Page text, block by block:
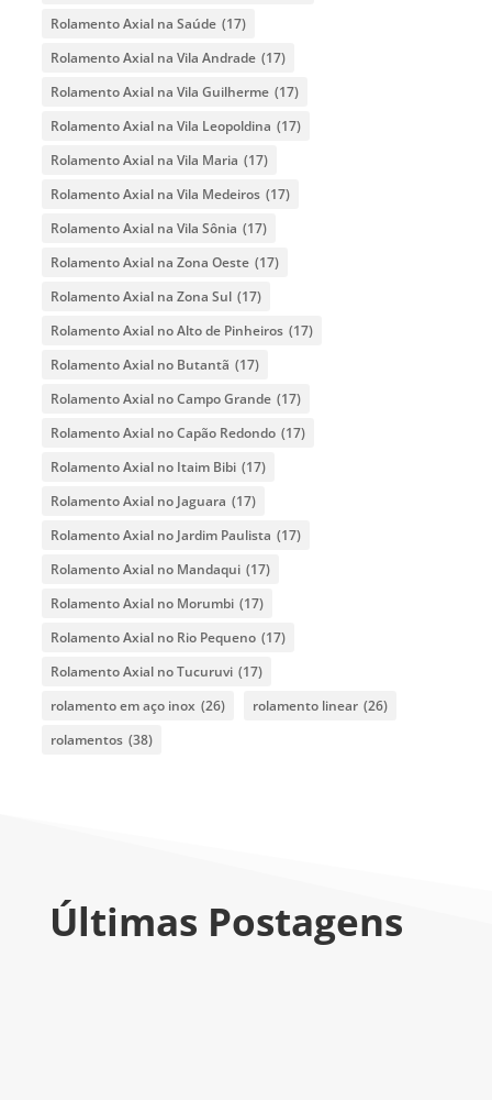
Rolamento Axial na Saúde (17)
Rolamento Axial na Vila Andrade (17)
Rolamento Axial na Vila Guilherme (17)
Rolamento Axial na Vila Leopoldina (17)
Rolamento Axial na Vila Maria (17)
Rolamento Axial na Vila Medeiros (17)
Rolamento Axial na Vila Sônia (17)
Rolamento Axial na Zona Oeste (17)
Rolamento Axial na Zona Sul (17)
Rolamento Axial no Alto de Pinheiros (17)
Rolamento Axial no Butantã (17)
Rolamento Axial no Campo Grande (17)
Rolamento Axial no Capão Redondo (17)
Rolamento Axial no Itaim Bibi (17)
Rolamento Axial no Jaguara (17)
Rolamento Axial no Jardim Paulista (17)
Rolamento Axial no Mandaqui (17)
Rolamento Axial no Morumbi (17)
Rolamento Axial no Rio Pequeno (17)
Rolamento Axial no Tucuruvi (17)
rolamento em aço inox (26) rolamento linear (26)
rolamentos (38)
Últimas Postagens